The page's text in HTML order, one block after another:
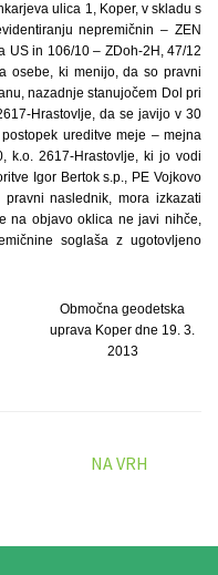
ulica 1, Koper, v skladu s
nepremičnin – ZEN
US in 106/10 – ZDoh-2H, 47/12
osebe, ki menijo, da so pravni
nazadnje stanujočem Dol pri
Hrastovlje, da se javijo v 30
ureditve meje – mejna
k.o. 2617-Hrastovlje, ki jo vodi
Igor Bertok s.p., PE Vojkovo
naslednik, mora izkazati
na objavo oklica ne javi nihče,
soglaša z ugotovljeno
Območna geodetska
uprava Koper dne 19. 3.
2013
NA VRH